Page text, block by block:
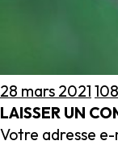
Publié
le
28 mars 2021
LAISSER UN
Votre adresse